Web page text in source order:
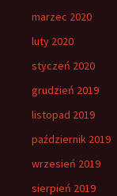
marzec 2020
luty 2020
styczeń 2020
grudzień 2019
listopad 2019
październik 2019
wrzesień 2019
sierpień 2019